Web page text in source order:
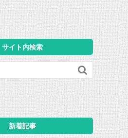
サイト内検索

新着記事